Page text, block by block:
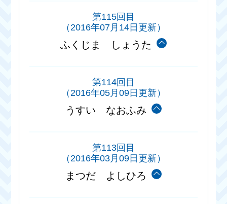
第115回目
（2016年07月14日更新）
ふくじま しょうた
第114回目
（2016年05月09日更新）
うすい なおふみ
第113回目
（2016年03月09日更新）
まつだ よしひろ